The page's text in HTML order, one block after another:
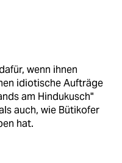
wenn ihnen
idiotische Aufträge
am Hindukusch"
auch, wie Bütikofer
hat.